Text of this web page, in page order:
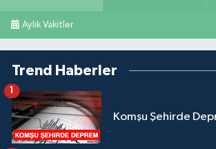
Aylık Vakitler
Trend Haberler
Komşu Şehirde
1